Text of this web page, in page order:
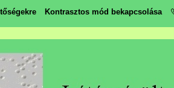
Kontrasztos mód bekapcsolása